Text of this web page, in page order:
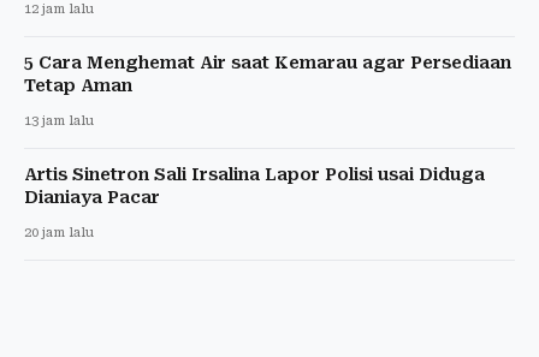
12 jam lalu
5 Cara Menghemat Air saat Kemarau agar Persediaan
Tetap Aman
13 jam lalu
Artis Sinetron Sali Irsalina Lapor Polisi usai Diduga
Dianiaya Pacar
20 jam lalu